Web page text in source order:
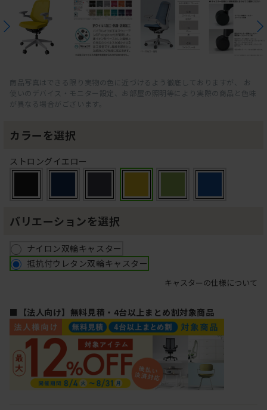
商品写真はできる限り実物の色に近づけるよう徹底しておりますが、 お
使いのデバイス・モニター設定、お部屋の照明等により実際の商品と色味
が異なる場合がございます。
カラーを選択
ストロングイエロー
バリエーションを選択
ナイロン双輪キャスター
抵抗付ウレタン双輪キャスター
キャスターの仕様について
■【法人向け】無料見積・4台以上まとめ割対象商品